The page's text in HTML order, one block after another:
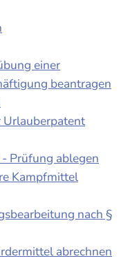
einer
beantragen
Urlauberpatent
Prüfung ablegen
Kampfmittel
nach §
abrechnen